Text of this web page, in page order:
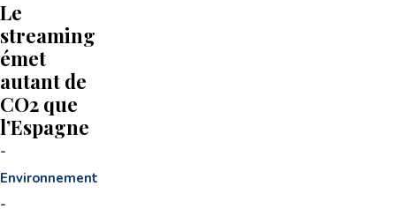
Le
streaming
émet
autant de
CO2 que
l’Espagne
-
Environnement
-